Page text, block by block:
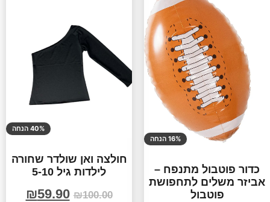
16% הנחה
כדור פוטבול מתנפח –
אביזר משלים לתחפושת
פוטבול
40% הנחה
חולצה ואן שולדר שחורה
לילדות גיל 5-10
₪100.00
₪59.90